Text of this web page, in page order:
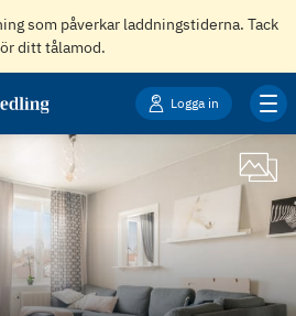
som påverkar laddningstiderna. Tack
ditt tålamod.
Logga in